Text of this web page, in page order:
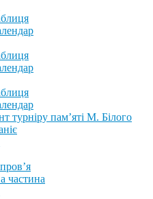
турніру пам’яті М. Білого
частина